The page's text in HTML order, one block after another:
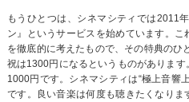
もうひとつは、シネマシティでは2011
ン』というサービスを始めています。
を徹底的に考えたもので、その特典のひ
祝は1300円になるというものがありま
1000円です。シネマシティは“極上音響
です。良い音楽は何度も聴きたくなり